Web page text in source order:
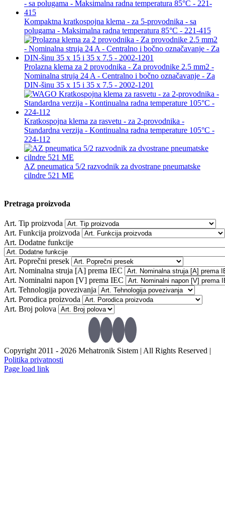
Kompaktna kratkospojna klema - za 5-provodnika - sa
polugama - Maksimalna radna temperatura 85°C - 221-415
Prolazna klema za 2 provodnika - Za provodnike 2.5 mm2 -
Nominalna struja 24 A - Centralno i bočno označavanje - Za
DIN-šinu 35 x 15 i 35 x 7.5 - 2002-1201
Kratkospojna klema za rasvetu - za 2-provodnika -
Standardna verzija - Kontinualna radna temperature 105°C -
224-112
AZ pneumatica 5/2 razvodnik za dvostrane pneumatske
cilndre 521 ME
Pretraga proizvoda
Art. Tip proizvoda
Art. Funkcija proizvoda
Art. Dodatne funkcije
Art. Poprečni presek
Art. Nominalna struja [A] prema IEC
Art. Nominalni napon [V] prema IEC
Art. Tehnologija povezivanja
Art. Porodica proizvoda
Art. Broj polova
Copyright 2011 - 2026 Mehatronik Sistem | All Rights Reserved |
Politika privatnosti
Page load link